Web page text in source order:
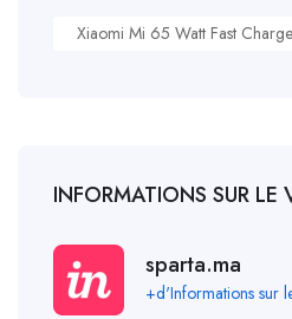
Xiaomi Mi 65 Watt Fast
INFORMATIONS SUR LE
sparta.ma
+d'Informations sur